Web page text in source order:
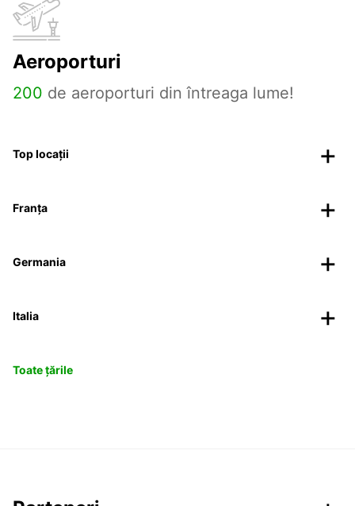
Aeroporturi
200 de aeroporturi din întreaga lume!
Top locații
Franța
Germania
Italia
Toate țările